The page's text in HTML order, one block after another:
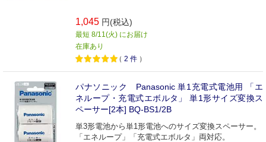
1,045 円(税込)
最短 8/11(火) にお届け
在庫あり
（ 2 件 ）
パナソニック Panasonic 単1充電式電池用 「エ
ネループ・充電式エボルタ」 単1形サイズ変換ス
ペーサー[2本] BQ-BS1/2B
単3形電池から単1形電池へのサイズ変換スペーサー。
「エネループ」「充電式エボルタ」両対応。